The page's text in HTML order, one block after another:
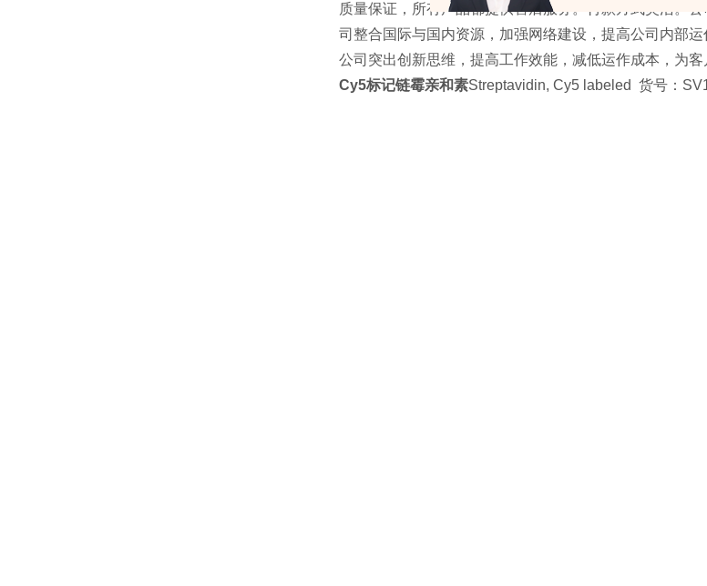
质量保证，所有产品都提供售后服务。付款方式灵活。
司整合国际与国内资源，加强网络建设，提高公司内部
公司突出创新思维，提高工作效能，减低运作成本，为客
Cy5标记链霉亲和素Streptavidin, Cy5 labeled 货号：